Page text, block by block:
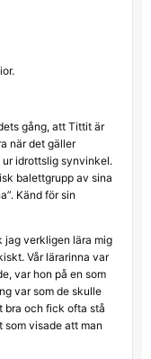
gång, att Tittit är
när det gäller
idrottslig synvinkel.
balettgrupp av sina
Känd för sin
jag verkligen lära mig
Vår lärarinna var
var hon på en som
var som de skulle
bra och fick ofta stå
som visade att man